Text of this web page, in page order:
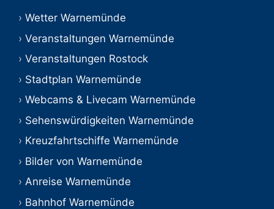
Wetter Warnemünde
Veranstaltungen Warnemünde
Veranstaltungen Rostock
Stadtplan Warnemünde
Webcams & Livecam Warnemünde
Sehenswürdigkeiten Warnemünde
Kreuzfahrtschiffe Warnemünde
Bilder von Warnemünde
Anreise Warnemünde
Bahnhof Warnemünde